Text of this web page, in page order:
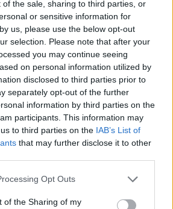
of the sale, sharing to third parties, or
or sensitive information for
us, please use the below opt-out
selection. Please note that after your
you may continue seeing
on personal information utilized by
disclosed to third parties prior to
separately opt-out of the further
information by third parties on the
participants. This information may
to third parties on the IAB’s List of
that may further disclose it to other
app uses one or more Google
or usage behaviour. You may click to
Opt Outs
of the Sharing of my
συγγραφέας έδωσε τέλος
τον Σεπτέμβριο του
είχε ανακοινώσει
να μεταβεί στην
κέντρο υποβοηθούμενης
Βέλιος ήταν
του δικαιώματος στην
που ανέπτυξε -μαζί με
του στην αναζήτηση
βιβλίο του «Εγώ κι ο